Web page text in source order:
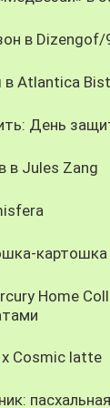
в Dizengof/
Atlantica
День
в Jules Zang
картошка
Home
Cosmic latte